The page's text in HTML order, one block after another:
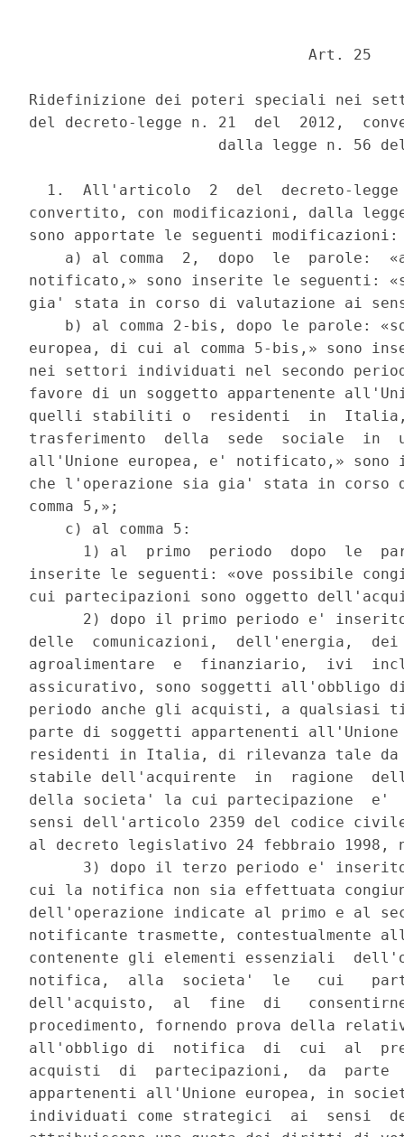
                               Art. 25
Ridefinizione dei poteri speciali nei
del decreto-legge n. 21  del  2012,
dalla legge n. 56
1.  All'articolo  2  del  decreto-
convertito, con modificazioni, dalla
sono apportate le seguenti
a) al comma  2,  dopo  le  parole:
notificato,» sono inserite le seguenti:
gia' stata in corso di valutazione ai
b) al comma 2-bis, dopo le parole:
europea, di cui al comma 5-bis,» sono
nei settori individuati nel secondo
favore di un soggetto appartenente
quelli stabiliti o  residenti  in
trasferimento  della  sede  sociale  in
all'Unione europea, e' notificato,» sono
che l'operazione sia gia' stata in corso
comma 5,»;
    c) al comma 5:
1) al  primo  periodo  dopo  le
inserite le seguenti: «ove possibile
cui partecipazioni sono oggetto
2) dopo il primo periodo e'
delle  comunicazioni,  dell'energia,
agroalimentare  e  finanziario,  ivi
assicurativo, sono soggetti
periodo anche gli acquisti, a qualsiasi
parte di soggetti appartenenti
residenti in Italia, di rilevanza tale da
stabile dell'acquirente  in  ragione
della societa' la cui partecipazione
sensi dell'articolo 2359 del codice
al decreto legislativo 24 febbraio
3) dopo il terzo periodo e'
cui la notifica non sia effettuata
dell'operazione indicate al primo e al
notificante trasmette, contestualmente
contenente gli elementi essenziali
notifica,  alla  societa'  le   cui
dell'acquisto,  al  fine  di
procedimento, fornendo prova della
all'obbligo di  notifica  di  cui  al
acquisti  di  partecipazioni,  da
appartenenti all'Unione europea, in
individuati come strategici  ai  sensi